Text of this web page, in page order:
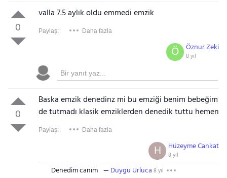
0
valla 7.5 aylık oldu emmedi emzik
Paylaş: Daha fazla
Öznur Zeki
8 yıl
Ö
0
Baska emzik denedinz mi bu emziği benim bebeğim
de tutmadı klasik emziklerden denedik tuttu hemen
Paylaş: Daha fazla
Hüzeyme Cankat
8 yıl
H
Denedim canım Duygu Urluca 8 yıl